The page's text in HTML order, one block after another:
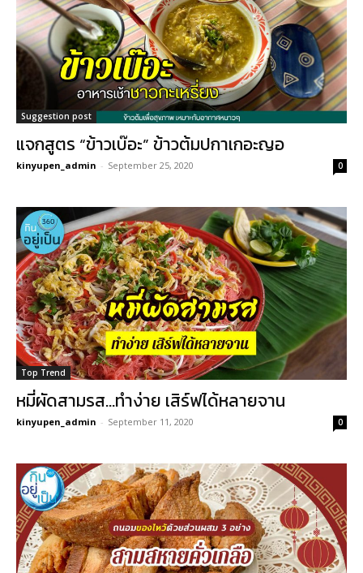
Suggestion post
แจกสูตร “ข้าวเบ๊อะ” ข้าวต้มปกาเกอะญอ
kinyupen_admin - September 25, 2020 0
Top Trend
หมี่ผัดสามรส…ทำง่าย เสิร์ฟได้หลายจาน
kinyupen_admin - September 11, 2020 0